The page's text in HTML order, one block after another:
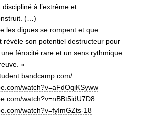
à l’extrême et
(…)
les digues se rompent et que
révèle son potentiel destructeur pour
férocité rare et un sens rythmique
»
bandcamp.com/
watch?v=aFdOqiKSyww
watch?v=nBBt5idU7D8
watch?v=fyImGZts-18